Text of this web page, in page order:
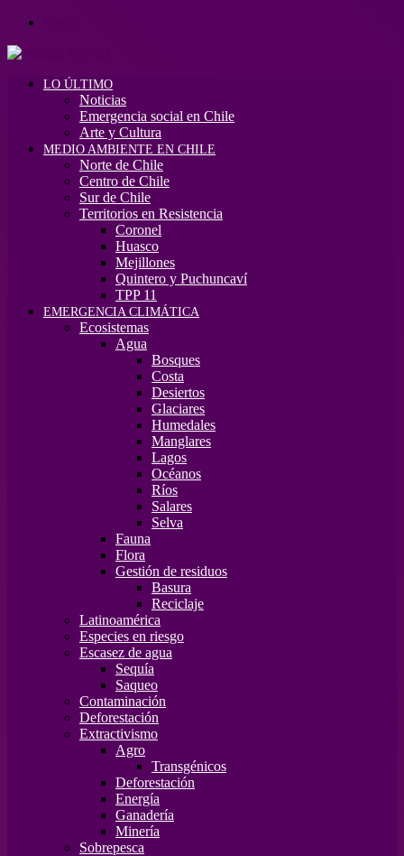
LO ÚLTIMO
Noticias
Emergencia social en Chile
Arte y Cultura
MEDIO AMBIENTE EN CHILE
Norte de Chile
Centro de Chile
Sur de Chile
Territorios en Resistencia
Coronel
Huasco
Mejillones
Quintero y Puchuncaví
TPP 11
EMERGENCIA CLIMÁTICA
Ecosistemas
Agua
Bosques
Costa
Desiertos
Glaciares
Humedales
Manglares
Lagos
Océanos
Ríos
Salares
Selva
Fauna
Flora
Gestión de residuos
Basura
Reciclaje
Latinoamérica
Especies en riesgo
Escasez de agua
Sequía
Saqueo
Contaminación
Deforestación
Extractivismo
Agro
Transgénicos
Deforestación
Energía
Ganadería
Minería
Sobrepesca